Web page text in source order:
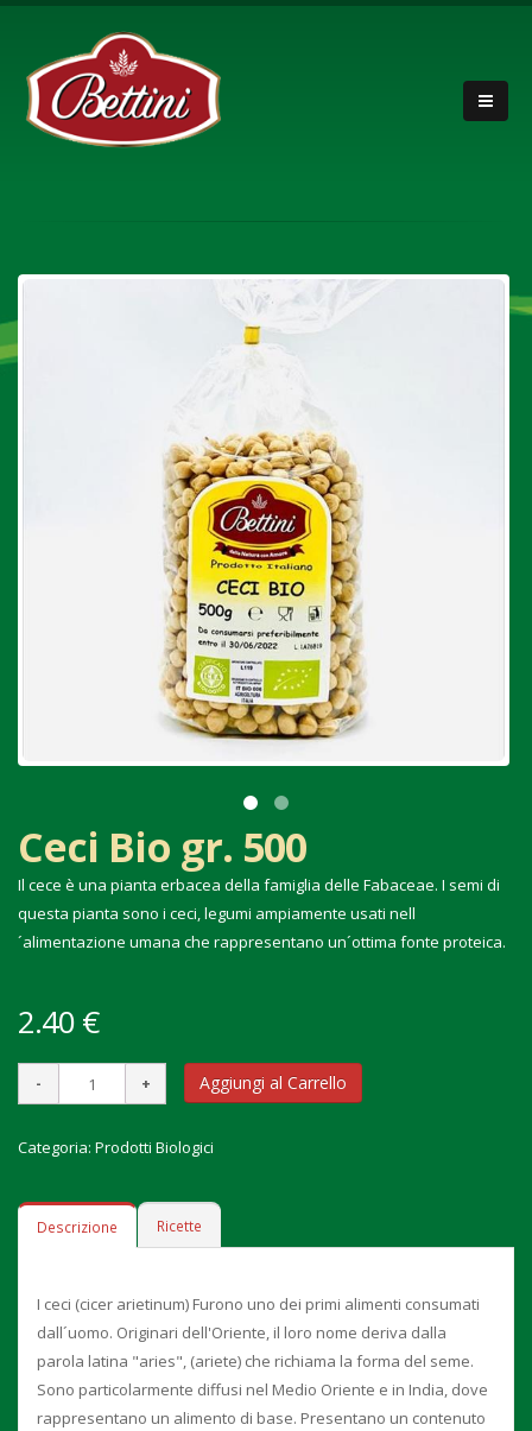
Ceci Bio gr. 500
Il cece è una pianta erbacea della famiglia delle Fabaceae. I semi di
questa pianta sono i ceci, legumi ampiamente usati nell
´alimentazione umana che rappresentano un´ottima fonte proteica.
2.40 €
Aggiungi al Carrello
Categoria: Prodotti Biologici
Descrizione Ricette
I ceci (cicer arietinum) Furono uno dei primi alimenti consumati
dall´uomo. Originari dell'Oriente, il loro nome deriva dalla
parola latina "aries", (ariete) che richiama la forma del seme.
Sono particolarmente diffusi nel Medio Oriente e in India, dove
rappresentano un alimento di base. Presentano un contenuto